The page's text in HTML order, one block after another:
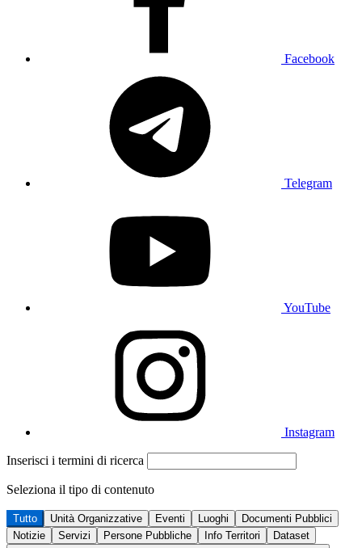
Facebook
Telegram
YouTube
Instagram
Inserisci i termini di ricerca
Seleziona il tipo di contenuto
Tutto Unità Organizzative Eventi Luoghi
Documenti Pubblici
Notizie
Servizi Persone Pubbliche Info Territori Dataset